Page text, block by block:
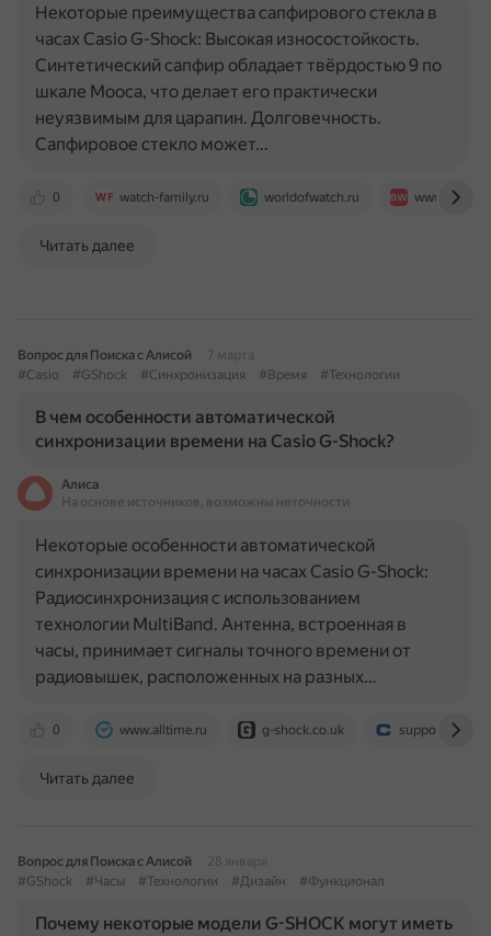
0 watch-family.ru worldofwatch.ru
Некоторые преимущества сапфирового стекла в
часах Casio G-Shock: Высокая износостойкость.
Синтетический сапфир обладает твёрдостью 9 по
шкале Мооса, что делает его практически
неуязвимым для царапин. Долговечность.
Сапфировое стекло может…
Читать далее
Вопрос для Поиска с Алисой
7 марта
#Casio
#GShock #Синхронизация #Время #Технологии
В чем особенности автоматической
синхронизации времени на Casio G-Shock?
Алиса
На основе источников, возможны неточности
0 www.alltime.ru g-shock.co.uk
Некоторые особенности автоматической
синхронизации времени на часах Casio G-Shock:
Радиосинхронизация с использованием
технологии MultiBand. Антенна, встроенная в
часы, принимает сигналы точного времени от
радиовышек, расположенных на разных…
Читать далее
Вопрос для Поиска с Алисой
28 января
#GShock
#Часы #Технологии #Дизайн #Функционал
Почему некоторые модели G-SHOCK могут иметь